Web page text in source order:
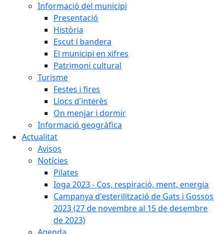
Informació del municipi
Presentació
Història
Escut i bandera
El municipi en xifres
Patrimoni cultural
Turisme
Festes i fires
Llocs d'interès
On menjar i dormir
Informació geogràfica
Actualitat
Avisos
Notícies
Pilates
Ioga 2023 - Cos, respiració, ment, energia
Campanya d'esterilització de Gats i Gossos
2023 (27 de novembre al 15 de desembre
de 2023)